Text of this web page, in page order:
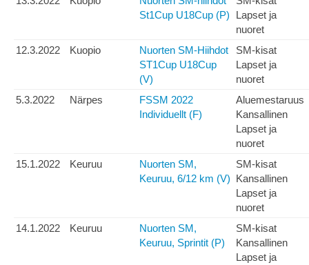
St1Cup U18Cup (P)
Lapset ja
nuoret
12.3.2022
Kuopio
Nuorten SM-Hiihdot
ST1Cup U18Cup
(V)
SM-kisat
Lapset ja
nuoret
5.3.2022
Närpes
FSSM 2022
Individuellt (F)
Aluemestaruus
Kansallinen
Lapset ja
nuoret
15.1.2022
Keuruu
Nuorten SM,
Keuruu, 6/12 km (V)
SM-kisat
Kansallinen
Lapset ja
nuoret
14.1.2022
Keuruu
Nuorten SM,
Keuruu, Sprintit (P)
SM-kisat
Kansallinen
Lapset ja